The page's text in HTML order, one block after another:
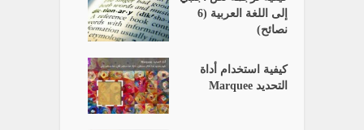
إلى اللغة العربية (6
نصائح)
كيفية استخدام أداة
التحديد Marquee